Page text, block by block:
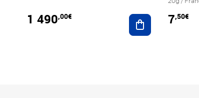
1 490,00€ Ajouter au
7,50€